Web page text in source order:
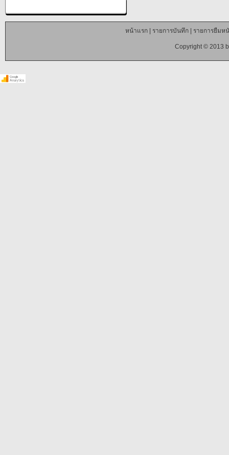
หน้าแรก| รายการบันทึก| รายการยืมห
Copyright © 2013